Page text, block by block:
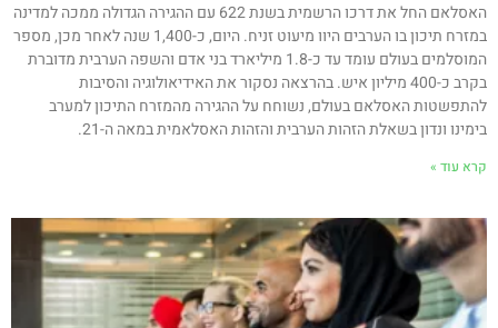
האסלאם החל את דרכו הרשמית בשנת 622 עם ההגירה הגדולה ממכה למדינה
במזרח תיכון בו הערבים היוו מיעוט זניח. היום, כ-1,400 שנה לאחר מכן, מספר
המוסלמים בעולם עומד עד כ-1.8 מיליארד בני אדם והשפה הערבית מדוברת
בקרב כ-400 מיליון איש. בהרצאה נסקור את האידיאולוגיה והסיבות
להתפשטות האסלאם בעולם, נשוחח על ההגירה מהמזרח התיכון למערב
בימינו ונדון בשאלת הזהות הערבית והזהות האסלאמית במאה ה-21.
קרא עוד »